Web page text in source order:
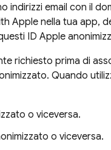
indirizzi email con il
Apple nella tua app,
ID Apple
richiesto prima di
Quando
o viceversa.
o viceversa.